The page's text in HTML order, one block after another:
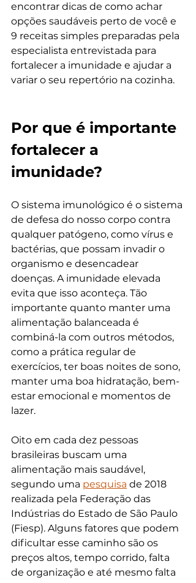
encontrar dicas de como achar
opções saudáveis perto de você e
9 receitas simples preparadas pela
especialista entrevistada para
fortalecer a imunidade e ajudar a
variar o seu repertório na cozinha.
Por que é importante
fortalecer a
imunidade?
O sistema imunológico é o sistema
de defesa do nosso corpo contra
qualquer patógeno, como vírus e
bactérias, que possam invadir o
organismo e desencadear
doenças. A imunidade elevada
evita que isso aconteça. Tão
importante quanto manter uma
alimentação balanceada é
combiná-la com outros métodos,
como a prática regular de
exercícios, ter boas noites de sono,
manter uma boa hidratação, bem-
estar emocional e momentos de
lazer.
Oito em cada dez pessoas
brasileiras buscam uma
alimentação mais saudável,
segundo uma pesquisa de 2018
realizada pela Federação das
Indústrias do Estado de São Paulo
(Fiesp). Alguns fatores que podem
dificultar esse caminho são os
preços altos, tempo corrido, falta
de organização e até mesmo falta